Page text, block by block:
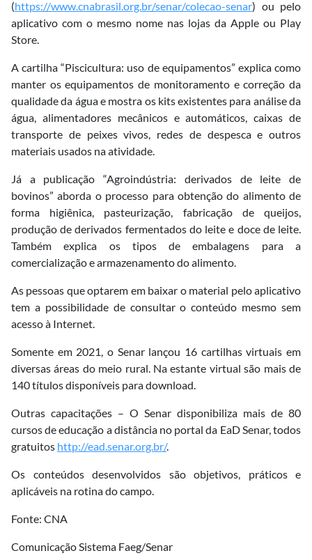
(https://www.cnabrasil.org.br/senar/colecao-senar) ou pelo
aplicativo com o mesmo nome nas lojas da Apple ou Play
Store.
A cartilha “Piscicultura: uso de equipamentos” explica como
manter os equipamentos de monitoramento e correção da
qualidade da água e mostra os kits existentes para análise da
água, alimentadores mecânicos e automáticos, caixas de
transporte de peixes vivos, redes de despesca e outros
materiais usados na atividade.
Já a publicação “Agroindústria: derivados de leite de
bovinos” aborda o processo para obtenção do alimento de
forma higiênica, pasteurização, fabricação de queijos,
produção de derivados fermentados do leite e doce de leite.
Também explica os tipos de embalagens para a
comercialização e armazenamento do alimento.
As pessoas que optarem em baixar o material pelo aplicativo
tem a possibilidade de consultar o conteúdo mesmo sem
acesso à Internet.
Somente em 2021, o Senar lançou 16 cartilhas virtuais em
diversas áreas do meio rural. Na estante virtual são mais de
140 títulos disponíveis para download.
Outras capacitações – O Senar disponibiliza mais de 80
cursos de educação a distância no portal da EaD Senar, todos
gratuitos http://ead.senar.org.br/.
Os conteúdos desenvolvidos são objetivos, práticos e
aplicáveis na rotina do campo.
Fonte: CNA
Comunicação Sistema Faeg/Senar